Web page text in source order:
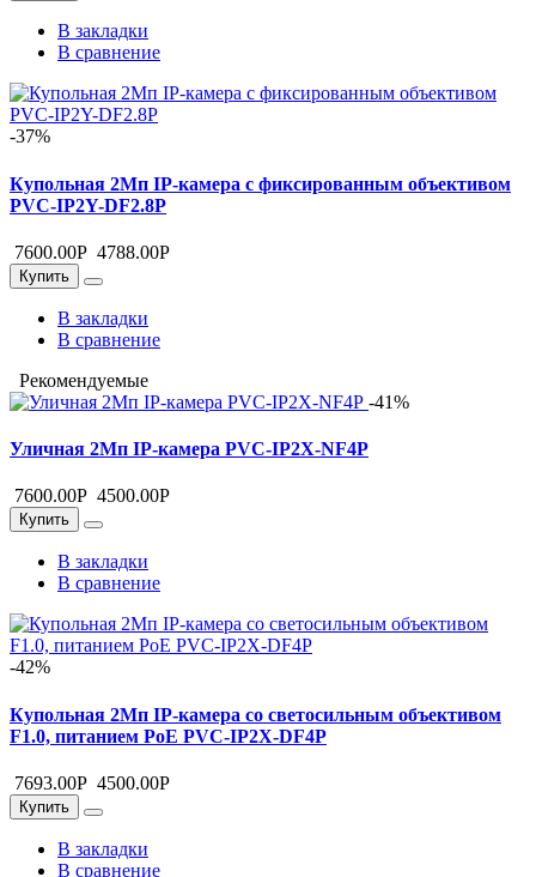
В закладки
В сравнение
-37%
Купольная 2Мп IP-камера с фиксированным объективом
PVC-IP2Y-DF2.8P
7600.00Р 4788.00Р
Купить
В закладки
В сравнение
Рекомендуемые
-41%
Уличная 2Mп IP-камера PVC-IP2X-NF4P
7600.00Р 4500.00Р
Купить
В закладки
В сравнение
-42%
Купольная 2Mп IP-камера со светосильным объективом
F1.0, питанием PoE PVC-IP2X-DF4P
7693.00Р 4500.00Р
Купить
В закладки
В сравнение